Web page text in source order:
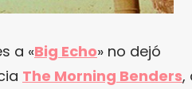
a «Big Echo» no dejó
The Morning Benders,